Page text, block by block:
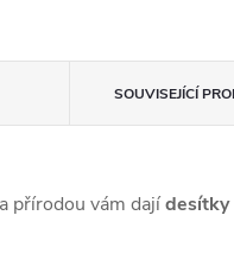
SOUVISEJÍCÍ
přírodou vám dajídesítky